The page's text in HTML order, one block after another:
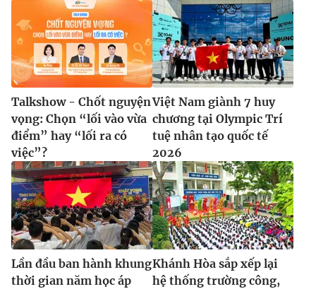
Talkshow - Chốt nguyện
vọng: Chọn “lối vào vừa
điểm” hay “lối ra có
việc”?
Việt Nam giành 7 huy
chương tại Olympic Trí
tuệ nhân tạo quốc tế
2026
Lần đầu ban hành khung
thời gian năm học áp
Khánh Hòa sắp xếp lại
hệ thống trường công,